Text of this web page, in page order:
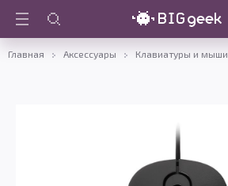
Главная Аксессуары Клавиатуры и мыши